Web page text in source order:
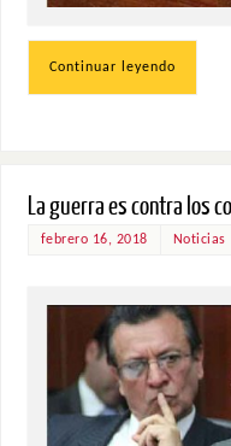
Continuar leyendo
La guerra es contra los
febrero 16, 2018 Noticias